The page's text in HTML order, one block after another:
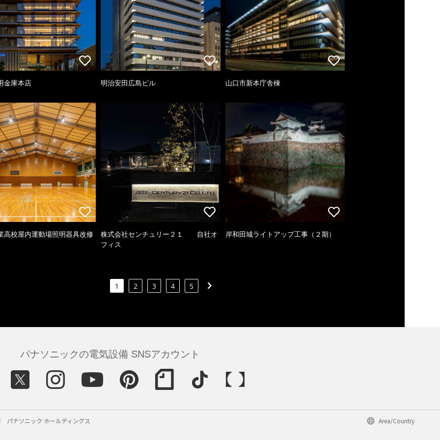
金庫本店 明治安田広島ビル 山口市新本庁舎棟
高校屋内運動場照明器具改修
株式会社センチュリー２１ 自社オ
フィス
岸和田城ライトアップ工事（２期）
1 2 3 4 5
パナソニックの電気設備 SNSアカウント
パナソニック ホールディングス Area/Country